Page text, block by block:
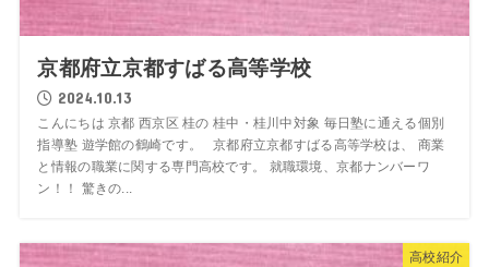
京都府立京都すばる高等学校
2024.10.13
こんにちは 京都 西京区 桂の 桂中・桂川中対象 毎日塾に通える個別
指導塾 遊学館の鶴崎です。 京都府立京都すばる高等学校は、 商業
と情報の職業に関する専門高校です。 就職環境、京都ナンバーワ
ン！！ 驚きの...
高校紹介